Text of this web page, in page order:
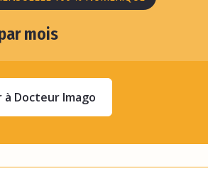
mois
à Docteur Imago